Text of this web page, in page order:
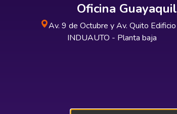
Oficina Guayaquil
Av. 9 de Octubre y Av. Quito Edificio
INDUAUTO - Planta baja